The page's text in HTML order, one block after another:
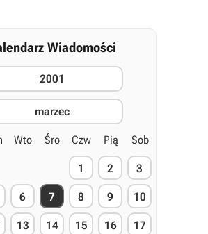
Wiadomości
2001
marzec
Wto Śro Czw Pią Sob
1 2 3
6 7 8 9 10
13 14 15 16 17